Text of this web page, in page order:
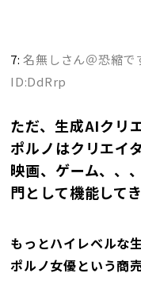
7:名無しさん＠恐縮で
ID:DdRrp
ただ、生成AIクリ
ポルノはクリエイ
映画、ゲーム、、
門として機能して
もっとハイレベルな
ポルノ女優という商